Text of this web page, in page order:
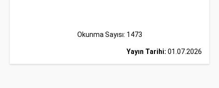
Okunma Sayısı: 1473
Yayın Tarihi: 01.07.2026